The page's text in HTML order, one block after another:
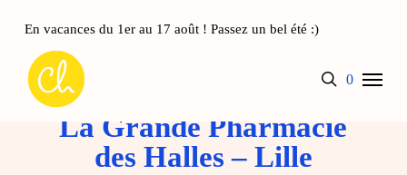
content
En vacances du 1er au 17 août ! Passez un bel été :)
search
account
0
Menu
PanierClose
Cart
La Grande Pharmacie
des Halles – Lille